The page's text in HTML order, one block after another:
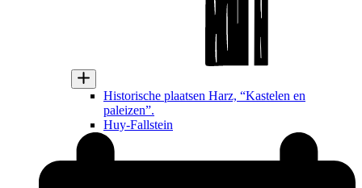
Historische plaatsen Harz, “Kastelen en
paleizen”.
Huy-Fallstein